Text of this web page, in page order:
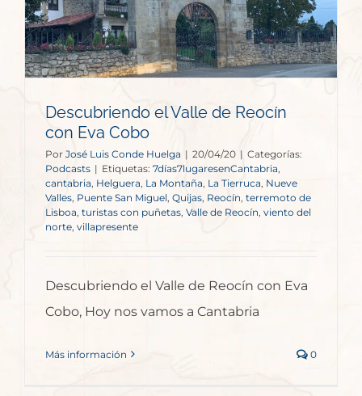
Descubriendo el Valle de Reocín
con Eva Cobo
Por José Luis Conde Huelga | 20/04/20 | Categorías:
Podcasts | Etiquetas: 7días7lugaresenCantabria,
cantabria, Helguera, La Montaña, La Tierruca, Nueve
Valles Puente San Miguel, Quijas Reocín, terremoto de
Lisboa turistas con puñetas Valle de Reocín, viento del
norte villapresente
Descubriendo el Valle de Reocín con Eva
Cobo, Hoy nos vamos a Cantabria
Más información 0